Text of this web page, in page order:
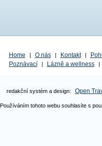
Home | O nás | Kontakt |
Poznávací
| Lázně a wellness |
redakční systém a design: Open
Používáním tohoto webu souhlasíte s